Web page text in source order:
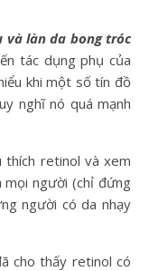
và làn da bong tróc
tác dụng phụ của
khi một số tín đồ
nghĩ nó quá mạnh
thích retinol và xem
mọi người (chỉ đứng
người có da nhạy
cho thấy retinol có